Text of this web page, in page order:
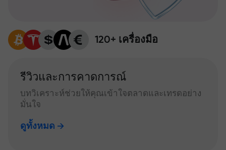
120+ เครื่องมือ
รีวิวและการคาดการณ์
บทวิเคราะห์ช่วยให้คุณเข้าใจตลาดและเทรดอย่าง
มั่นใจ
ดูทั้งหมด